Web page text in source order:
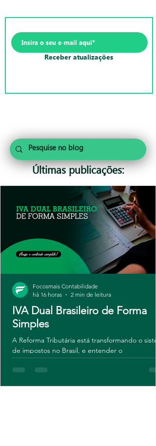
Receber atualizações
Últimas publicações:
IVA Dual Brasileiro de Forma
Simples
A Reforma Tributária está transformando o
de impostos no Brasil, e entender o
funcionamento do IVA Dual é essencial para
empresas que desejam se manter em
Focosmais Contabilidade
há 16 horas
2 min de leitura